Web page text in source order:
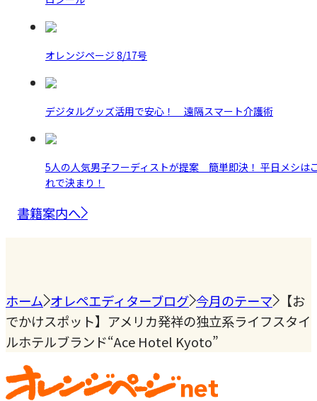
オレンジページ 8/17号
デジタルグッズ活用で安心！ 遠隔スマート介護術
5人の人気男子フーディストが提案 簡単即決！ 平日メシは
れで決まり！
書籍案内へ
ホーム オレペエディターブログ 今月のテーマ
【お
でかけスポット】アメリカ発祥の独立系ライフスタイ
ルホテルブランド“Ace Hotel Kyoto”